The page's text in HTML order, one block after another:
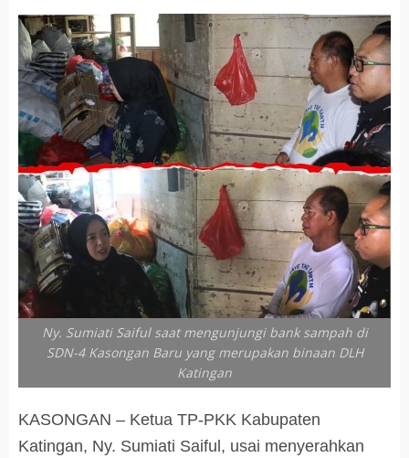
Ny. Sumiati Saiful saat mengunjungi bank sampah di
SDN-4 Kasongan Baru yang merupakan binaan DLH
Katingan
KASONGAN – Ketua TP-PKK Kabupaten
Katingan, Ny. Sumiati Saiful, usai menyerahkan